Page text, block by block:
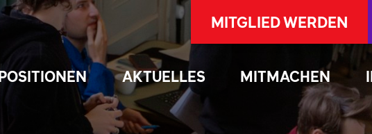
POSITIONEN AKTUELLES MITMACHEN
MITGLIED WERDEN